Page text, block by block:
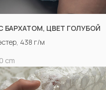
БАРХАТОМ, ЦВЕТ ГОЛУБОЙ
438 г/м
cm